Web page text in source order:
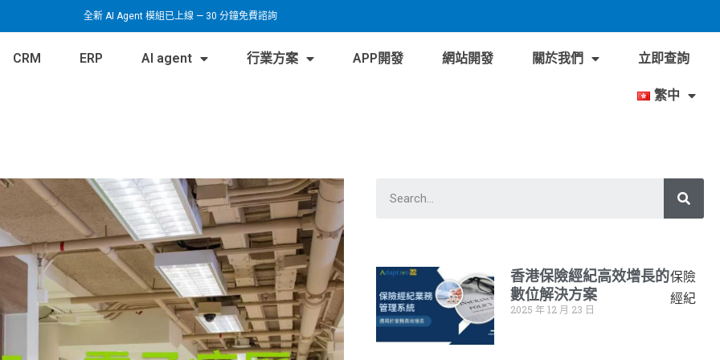
全新 AI Agent 模組已上線 — 30 分鐘免費諮詢
CRM ERP AI agent 行業方案 APP開發 網站開發 關於我們 立即查詢
繁中
香港保險經紀高效增長的
數位解決方案
2025 年 12 月 23 日
保險
經紀